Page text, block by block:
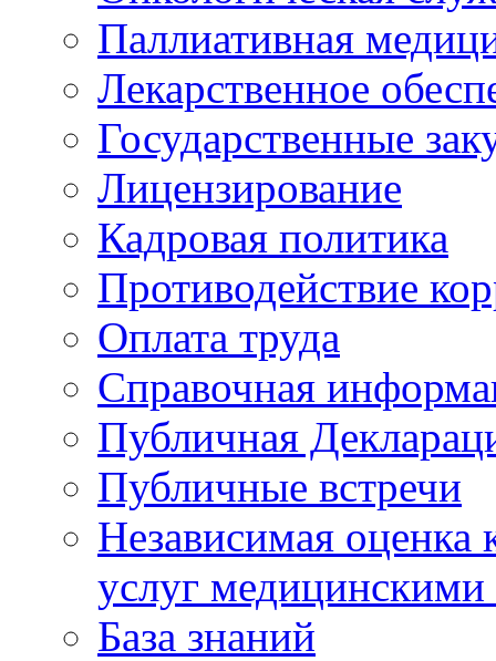
Паллиативная
Лекарственное
Государственные
Лицензирование
Кадровая политика
Противодействие
Оплата труда
Справочная
Публичная
Публичные встречи
Независимая оценка
услуг
База знаний